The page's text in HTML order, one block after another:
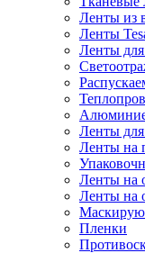
Ленты из
Ленты
Ленты
Ленты для
Ленты на
Ленты на
Ленты на
Пленки